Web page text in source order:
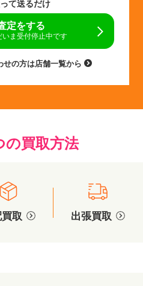
て送るだけ
定をする
いま受付停止中です
せの方は店舗一覧から
の買取方法
取 出張買取